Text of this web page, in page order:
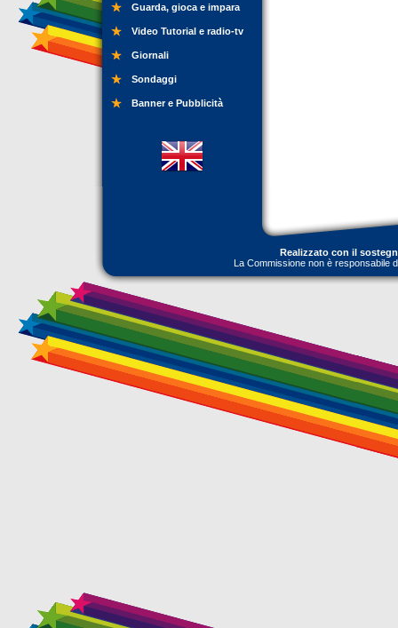
Guarda, gioca e impara
Video Tutorial e radio-tv
Giornali
Sondaggi
Banner e Pubblicità
Realizzato con il
La Commissione non è responsabile